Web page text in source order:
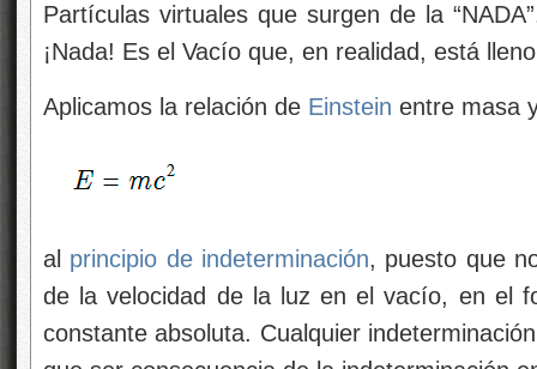
Partículas virtuales que surgen de la
¡Nada! Es el Vacío que, en realidad, está
Aplicamos la relación de Einstein entre masa
al principio de indeterminación, puesto que
de la velocidad de la luz en el vacío, en el
constante absoluta. Cualquier